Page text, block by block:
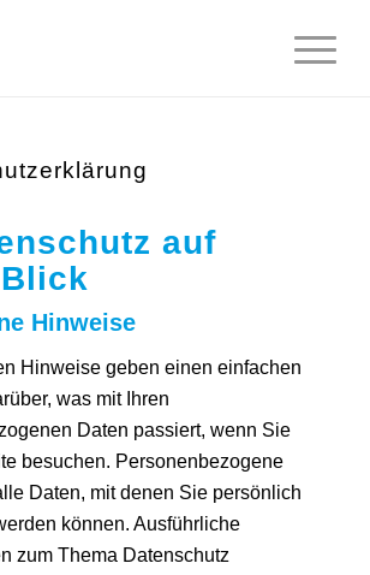
auf
Hinweise
Hinweise geben einen einfachen
was mit Ihren
Daten passiert, wenn Sie
besuchen. Personenbezogene
Daten, mit denen Sie persönlich
können. Ausführliche
zum Thema Datenschutz